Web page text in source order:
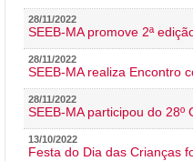
28/11/2022
SEEB-MA promove 2ª
28/11/2022
SEEB-MA realiza Encontro
28/11/2022
SEEB-MA participou do 28º
13/10/2022
Festa do Dia das Crianças